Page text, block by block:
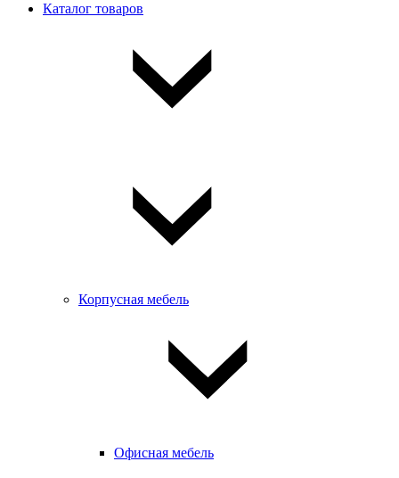
Каталог товаров
Корпусная мебель
Офисная мебель